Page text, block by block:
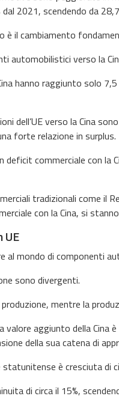
2021, scendendo da
è il cambiamento
automobilistici verso la
hanno raggiunto solo
dell’UE verso la Cina
forte relazione in surplus.
deficit commerciale con la
tradizionali come il
con la Cina, si
UE
al mondo di componenti
sono divergenti.
mentre la
aggiunto della Cina
della sua catena di
è cresciuta di
di circa il 15%,